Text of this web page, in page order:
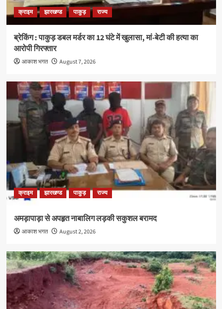
क्राइम झारखण्ड पाकुड़ राज्य
ब्रेकिंग : पाकुड़ डबल मर्डर का 12 घंटे में खुलासा, मां-बेटी की हत्या का
आरोपी गिरफ्तार
आकाश भगत August 7, 2026
क्राइम झारखण्ड पाकुड़ राज्य
अमड़ापाड़ा से अपहृत नाबालिग लड़की सकुशल बरामद
आकाश भगत August 2, 2026